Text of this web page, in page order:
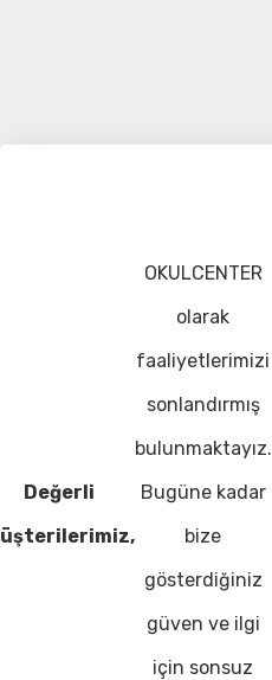
Değerli
OKULCENTER
olarak
faaliyetlerimizi
sonlandırmış
bulunmaktayız.
Bugüne kadar
bize
gösterdiğiniz
güven ve ilgi
için sonsuz